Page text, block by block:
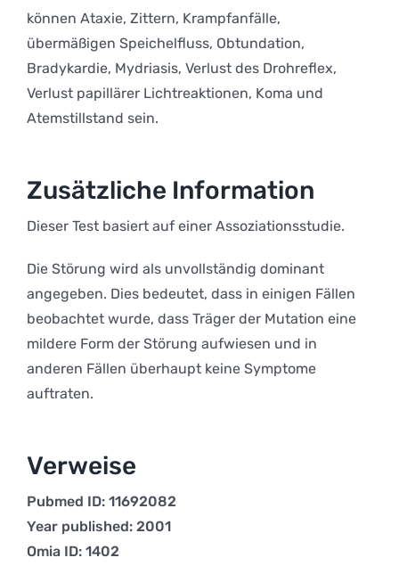
können Ataxie, Zittern, Krampfanfälle,
übermäßigen Speichelfluss, Obtundation,
Bradykardie, Mydriasis, Verlust des Drohreflex,
Verlust papillärer Lichtreaktionen, Koma und
Atemstillstand sein.
Zusätzliche Information
Dieser Test basiert auf einer Assoziationsstudie.
Die Störung wird als unvollständig dominant
angegeben. Dies bedeutet, dass in einigen Fällen
beobachtet wurde, dass Träger der Mutation eine
mildere Form der Störung aufwiesen und in
anderen Fällen überhaupt keine Symptome
auftraten.
Verweise
Pubmed ID: 11692082
Year published: 2001
Omia ID: 1402